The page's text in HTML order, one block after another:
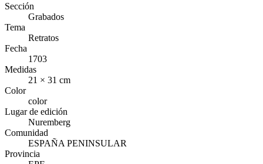
Sección
Grabados
Tema
Retratos
Fecha
1703
Medidas
21 × 31 cm
Color
color
Lugar de edición
Nuremberg
Comunidad
ESPAÑA PENINSULAR
Provincia